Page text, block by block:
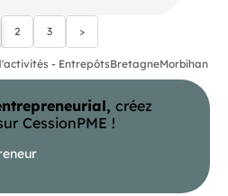
, locaux fibrés . Les
naturels, miniers, ou
ces biens sont exposés,
2 3 >
- EntrepôtsBretagneMorbihan
créez
CessionPME !